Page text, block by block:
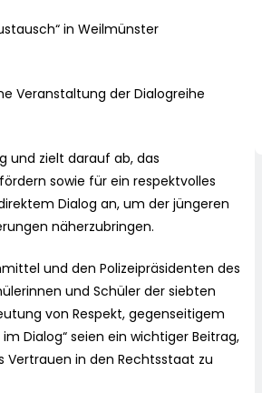
in Weilmünster
Veranstaltung der Dialogreihe
und zielt darauf ab, das
sowie für ein respektvolles
Dialog an, um der jüngeren
näherzubringen.
und den Polizeipräsidenten des
und Schüler der siebten
von Respekt, gegenseitigem
Dialog“ seien ein wichtiger Beitrag,
Vertrauen in den Rechtsstaat zu